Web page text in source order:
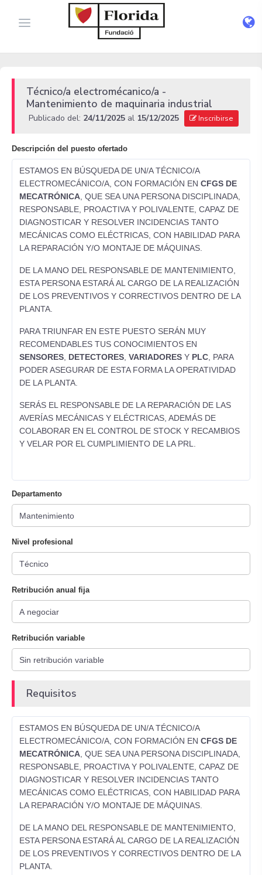
Técnico/a electromécanico/a -
Mantenimiento de maquinaria industrial
Publicado del: 24/11/2025 al 15/12/2025 Inscribirse
Descripción del puesto ofertado
ESTAMOS EN BÚSQUEDA DE UN/A TÉCNICO/A
ELECTROMECÁNICO/A, CON FORMACIÓN EN CFGS DE
MECATRÓNICA , QUE SEA UNA PERSONA DISCIPLINADA,
RESPONSABLE, PROACTIVA Y POLIVALENTE, CAPAZ DE
DIAGNOSTICAR Y RESOLVER INCIDENCIAS TANTO
MECÁNICAS COMO ELÉCTRICAS, CON HABILIDAD PARA
LA REPARACIÓN Y/O MONTAJE DE MÁQUINAS.
DE LA MANO DEL RESPONSABLE DE MANTENIMIENTO,
ESTA PERSONA ESTARÁ AL CARGO DE LA REALIZACIÓN
DE LOS PREVENTIVOS Y CORRECTIVOS DENTRO DE LA
PLANTA.
PARA TRIUNFAR EN ESTE PUESTO SERÁN MUY
RECOMENDABLES TUS CONOCIMIENTOS EN
SENSORES DETECTORES VARIADORES Y PLC , PARA
PODER ASEGURAR DE ESTA FORMA LA OPERATIVIDAD
DE LA PLANTA.
SERÁS EL RESPONSABLE DE LA REPARACIÓN DE LAS
AVERÍAS MECÁNICAS Y ELÉCTRICAS, ADEMÁS DE
COLABORAR EN EL CONTROL DE STOCK Y RECAMBIOS
Y VELAR POR EL CUMPLIMIENTO DE LA PRL.
Departamento
Nivel profesional
Retribución anual fija
Retribución variable
Requisitos
ESTAMOS EN BÚSQUEDA DE UN/A TÉCNICO/A
ELECTROMECÁNICO/A, CON FORMACIÓN EN CFGS DE
MECATRÓNICA , QUE SEA UNA PERSONA DISCIPLINADA,
RESPONSABLE, PROACTIVA Y POLIVALENTE, CAPAZ DE
DIAGNOSTICAR Y RESOLVER INCIDENCIAS TANTO
MECÁNICAS COMO ELÉCTRICAS, CON HABILIDAD PARA
LA REPARACIÓN Y/O MONTAJE DE MÁQUINAS.
DE LA MANO DEL RESPONSABLE DE MANTENIMIENTO,
ESTA PERSONA ESTARÁ AL CARGO DE LA REALIZACIÓN
DE LOS PREVENTIVOS Y CORRECTIVOS DENTRO DE LA
PLANTA.